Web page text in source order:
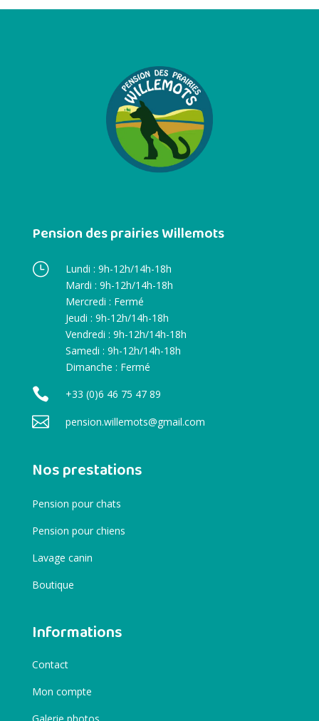
Pension des prairies Willemots
}
Lundi : 9h-12h/14h-18h
Mardi : 9h-12h/14h-18h
Mercredi : Fermé
Jeudi : 9h-12h/14h-18h
Vendredi : 9h-12h/14h-18h
Samedi : 9h-12h/14h-18h
Dimanche : Fermé
 +33 (0)6 46 75 47 89
 pension.willemots@gmail.com
Nos prestations
Pension pour chats
Pension pour chiens
Lavage canin
Boutique
Informations
Contact
Mon compte